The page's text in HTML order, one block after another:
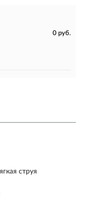
0 руб.
струя